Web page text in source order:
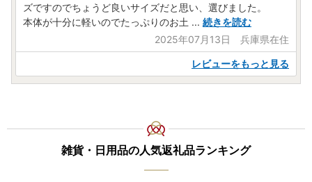
ズですのでちょうど良いサイズだと思い、選びました。
本体が十分に軽いのでたっぷりのお土 ... 続きを読む
2025年07月13日 兵庫県在住
レビューをもっと見る
雑貨・日用品の人気返礼品ランキング